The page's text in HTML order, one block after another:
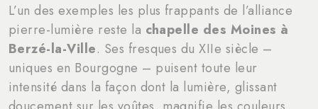
L’un des exemples les plus frappants de l’alliance
pierre-lumière reste la chapelle des Moines à
Berzé-la-Ville. Ses fresques du XIIe siècle –
uniques en Bourgogne – puisent toute leur
intensité dans la façon dont la lumière, glissant